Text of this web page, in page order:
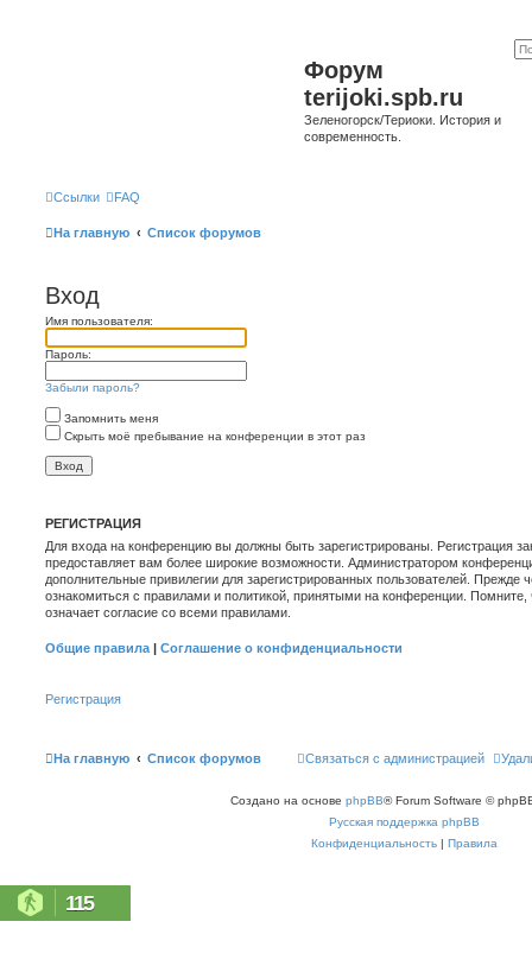
Форум
terijoki.spb.ru
Зеленогорск/Териоки. История и
современность.
Ссылки FAQ
На главную Список форумов
Вход
Имя пользователя:
Пароль:
Забыли пароль?
Запомнить меня
Скрыть моё пребывание на конференции в этот раз
РЕГИСТРАЦИЯ
Для входа на конференцию вы должны быть зарегистрированы. Регистрация
предоставляет вам более широкие возможности. Администратором
дополнительные привилегии для зарегистрированных пользователей. Прежде
ознакомиться с правилами и политикой, принятыми на конференции.
означает согласие со всеми правилами.
Общие правила | Соглашение о конфиденциальности
Регистрация
На главную Список форумов Связаться с администрацией
Создано на основе phpBB® Forum Software ©
Русская поддержка phpBB
Конфиденциальность | Правила
115